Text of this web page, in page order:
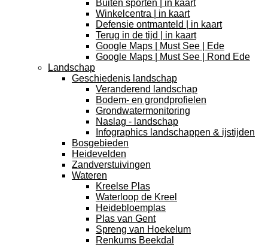
Buiten sporten | in kaart
Winkelcentra | in kaart
Defensie ontmanteld | in kaart
Terug in de tijd | in kaart
Google Maps | Must See | Ede
Google Maps | Must See | Rond Ede
Landschap
Geschiedenis landschap
Veranderend landschap
Bodem- en grondprofielen
Grondwatermonitoring
Naslag - landschap
Infographics landschappen & ijstijden
Bosgebieden
Heidevelden
Zandverstuivingen
Wateren
Kreelse Plas
Waterloop de Kreel
Heidebloemplas
Plas van Gent
Spreng van Hoekelum
Renkums Beekdal